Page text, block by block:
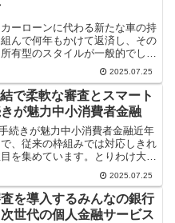
ーローンに代わる新たな車の持
んで何年もかけて返済し、その
有型のスタイルが一般的でし
変化により、「所有より...2025.07.25
で柔軟な審査とスマート
が魅力中小消費者金融
続きが魅力中小消費者金融近年
、従来の枠組みでは対応しきれ
を集めています。とりわけ大手
々や、急ぎの資金を...2025.07.25
を導入するみんなの銀行
世代の個人金融サービス